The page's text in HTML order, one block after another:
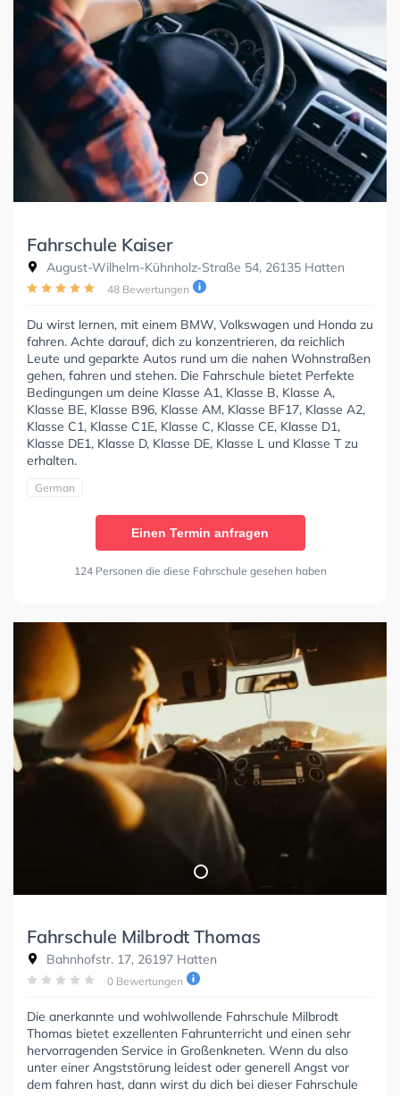
Fahrschule Kaiser
August-Wilhelm-Kühnholz-Straße 54, 26135 Hatten
48 Bewertungen
Du wirst lernen, mit einem BMW, Volkswagen und Honda zu
fahren. Achte darauf, dich zu konzentrieren, da reichlich
Leute und geparkte Autos rund um die nahen Wohnstraßen
gehen, fahren und stehen. Die Fahrschule bietet Perfekte
Bedingungen um deine Klasse A1, Klasse B, Klasse A,
Klasse BE, Klasse B96, Klasse AM, Klasse BF17, Klasse A2,
Klasse C1, Klasse C1E, Klasse C, Klasse CE, Klasse D1,
Klasse DE1, Klasse D, Klasse DE, Klasse L und Klasse T zu
erhalten.
German
Einen Termin anfragen
124 Personen die diese Fahrschule gesehen haben
Fahrschule Milbrodt Thomas
Bahnhofstr. 17, 26197 Hatten
0 Bewertungen
Die anerkannte und wohlwollende Fahrschule Milbrodt
Thomas bietet exzellenten Fahrunterricht und einen sehr
hervorragenden Service in Großenkneten. Wenn du also
unter einer Angststörung leidest oder generell Angst vor
dem fahren hast, dann wirst du dich bei dieser Fahrschule